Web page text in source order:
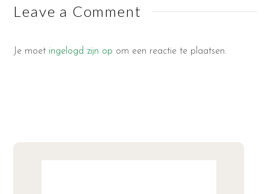
Leave a Comment
Je moet ingelogd zijn op om een reactie te plaatsen.